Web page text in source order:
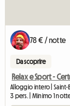
78 € / notte
Da scoprire
Relax e Sport -
Alloggio intero | Saint-
3 pers. | Minimo 1